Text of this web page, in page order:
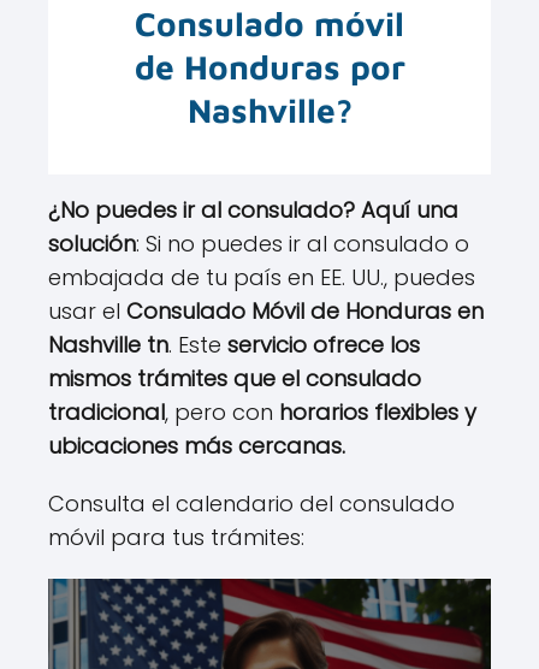
Consulado móvil
de Honduras por
Nashville?
¿No puedes ir al consulado? Aquí una
solución: Si no puedes ir al consulado o
embajada de tu país en EE. UU., puedes
usar el Consulado Móvil de Honduras en
Nashville tn. Este servicio ofrece los
mismos trámites que el consulado
tradicional, pero con horarios flexibles y
ubicaciones más cercanas.
Consulta el calendario del consulado
móvil para tus trámites: